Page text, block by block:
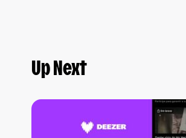
Up Next